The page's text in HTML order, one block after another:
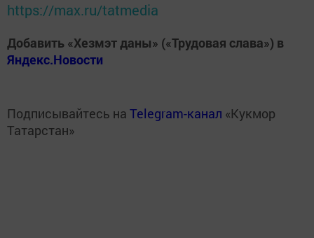
https://max.ru/tatmedia
Добавить «Хезмэт даны» («Трудовая слава») в
Яндекс.Новости
Подписывайтесь на Telegram-канал «Кукмор
Татарстан»